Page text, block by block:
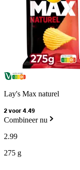
Lay's Max naturel
2 voor 4.49
Combineer nu
2.99
275 g